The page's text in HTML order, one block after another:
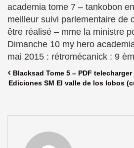
academia tome 7 – tankobon
meilleur suivi parlementaire de
être réalisé – mme la ministre
Dimanche 10 my hero
mai 2015 : rétromécanick : 9
Blacksad Tome 5 – PDF
Ediciones SM El valle de los lobos